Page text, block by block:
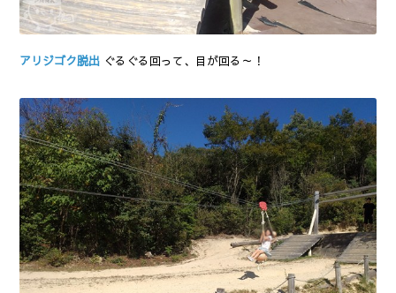
アリジゴク脱出 ぐるぐる回って、目が回る～！